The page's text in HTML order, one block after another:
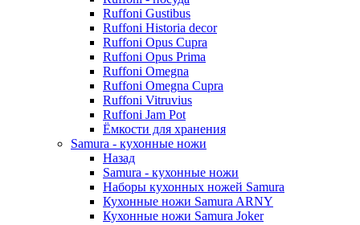
Ruffoni Gustibus
Ruffoni Historia decor
Ruffoni Opus Cupra
Ruffoni Opus Prima
Ruffoni Omegna
Ruffoni Omegna Cupra
Ruffoni Vitruvius
Ruffoni Jam Pot
Ёмкости для хранения
Samura - кухонные ножи
Назад
Samura - кухонные ножи
Наборы кухонных ножей Samura
Кухонные ножи Samura ARNY
Кухонные ножи Samura Joker